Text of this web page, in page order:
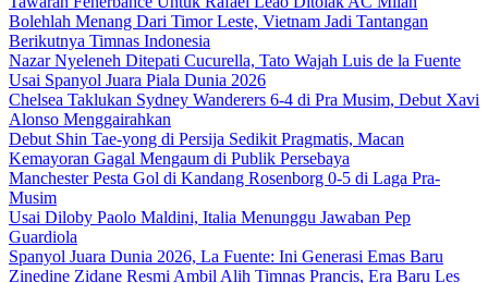
Bolehlah Menang Dari Timor Leste, Vietnam Jadi Tantangan
Berikutnya Timnas Indonesia
Nazar Nyeleneh Ditepati Cucurella, Tato Wajah Luis de la Fuente
Usai Spanyol Juara Piala Dunia 2026
Chelsea Taklukan Sydney Wanderers 6-4 di Pra Musim, Debut Xavi
Alonso Menggairahkan
Debut Shin Tae-yong di Persija Sedikit Pragmatis, Macan
Kemayoran Gagal Mengaum di Publik Persebaya
Manchester Pesta Gol di Kandang Rosenborg 0-5 di Laga Pra-
Musim
Usai Diloby Paolo Maldini, Italia Menunggu Jawaban Pep
Guardiola
Spanyol Juara Dunia 2026, La Fuente: Ini Generasi Emas Baru
Zinedine Zidane Resmi Ambil Alih Timnas Prancis, Era Baru Les